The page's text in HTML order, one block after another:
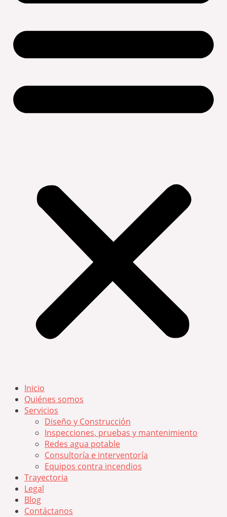
Inicio
Quiénes somos
Servicios
Diseño y Construcción
Inspecciones, pruebas y mantenimiento
Redes agua potable
Consultoría e interventoría
Equipos contra incendios
Trayectoria
Legal
Blog
Contáctanos